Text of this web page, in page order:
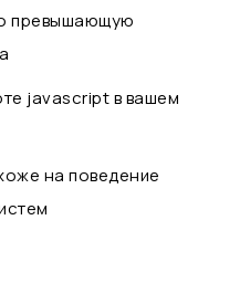
превышающую
javascript в вашем
на поведение